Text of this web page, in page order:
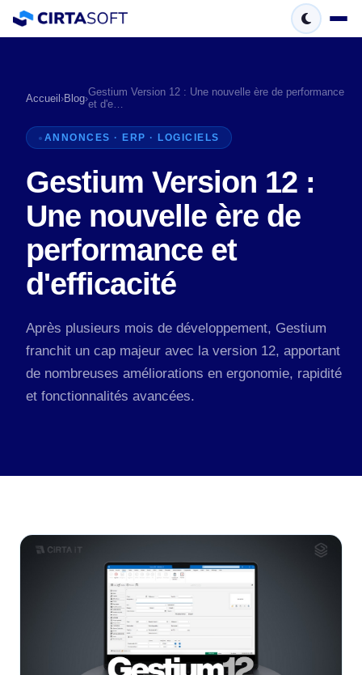
Accueil›Blog›Gestium Version 12 : Une nouvelle ère de performance
et d'e…
ANNONCES · ERP · LOGICIELS
Gestium Version 12 :
Une nouvelle ère de
performance et
d'efficacité
Après plusieurs mois de développement, Gestium
franchit un cap majeur avec la version 12, apportant
de nombreuses améliorations en ergonomie, rapidité
et fonctionnalités avancées.